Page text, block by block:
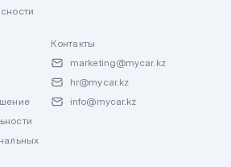
Контакты
marketing@mycar.kz
hr@mycar.kz
info@mycar.kz